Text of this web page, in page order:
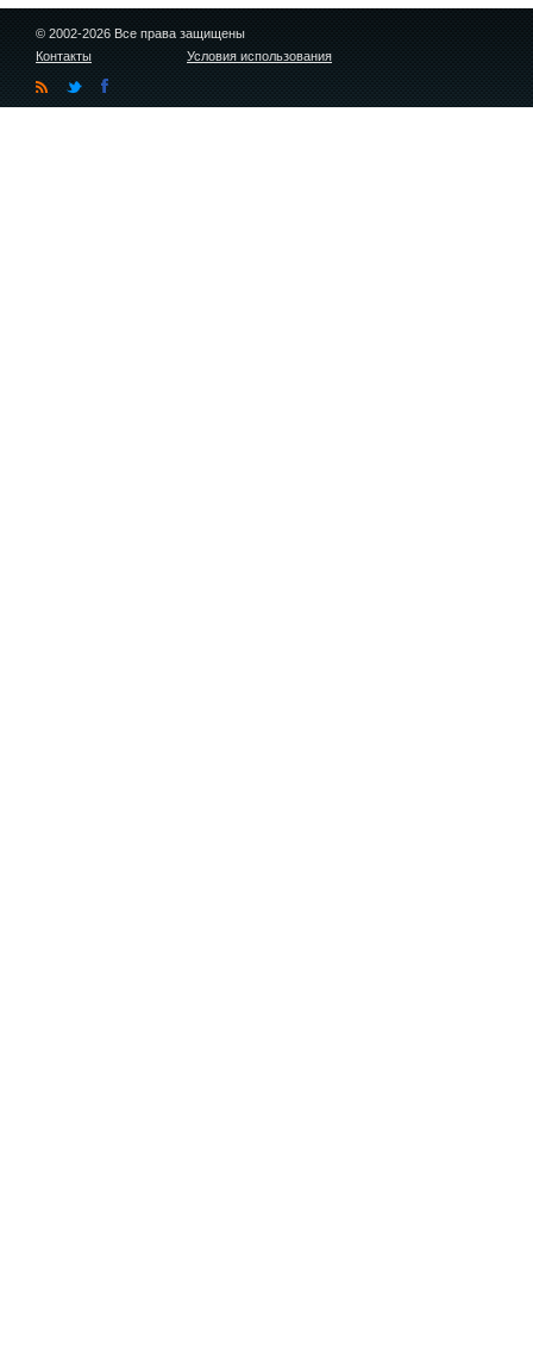
© 2002-2026 Все права защищены
Контакты
Условия использования